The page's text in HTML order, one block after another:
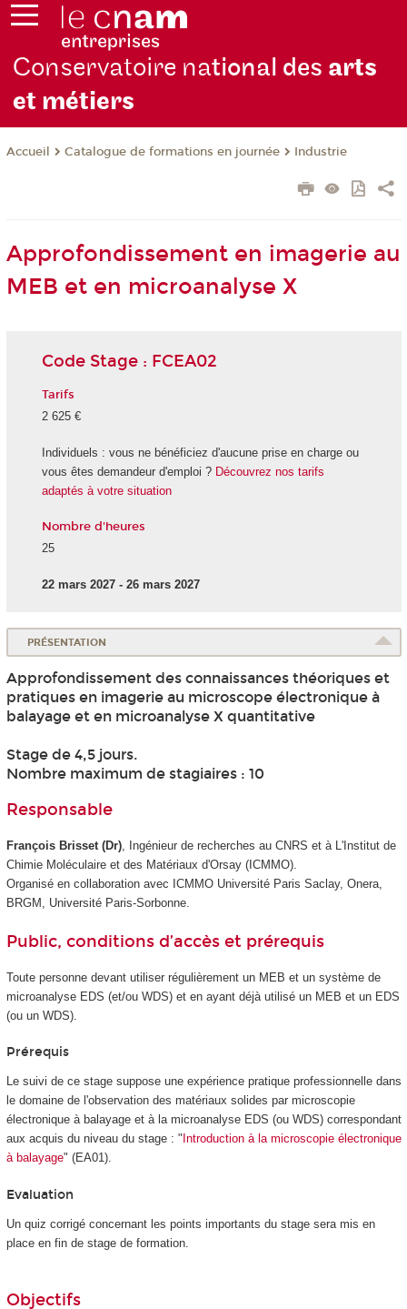
Conservatoire national des arts
et métiers
Accueil Catalogue de formations en journée Industrie
Approfondissement en imagerie au
MEB et en microanalyse X
Code Stage : FCEA02
Tarifs
2 625 €
Individuels : vous ne bénéficiez d'aucune prise en charge ou
vous êtes demandeur d'emploi ? Découvrez nos tarifs
adaptés à votre situation
Nombre d'heures
25
22 mars 2027 - 26 mars 2027
PRÉSENTATION
Approfondissement des connaissances théoriques et
pratiques en imagerie au microscope électronique à
balayage et en microanalyse X quantitative
Stage de 4,5 jours.
Nombre maximum de stagiaires : 10
Responsable
François Brisset (Dr), Ingénieur de recherches au CNRS et à L'Institut de
Chimie Moléculaire et des Matériaux d'Orsay (ICMMO).
Organisé en collaboration avec ICMMO Université Paris Saclay, Onera,
BRGM, Université Paris-Sorbonne.
Public, conditions d’accès et prérequis
Toute personne devant utiliser régulièrement un MEB et un système de
microanalyse EDS (et/ou WDS) et en ayant déjà utilisé un MEB et un EDS
(ou un WDS).
Prérequis
Le suivi de ce stage suppose une expérience pratique professionnelle dans
le domaine de l'observation des matériaux solides par microscopie
électronique à balayage et à la microanalyse EDS (ou WDS) correspondant
aux acquis du niveau du stage : " Introduction à la microscopie électronique
à balayage" (EA01).
Evaluation
Un quiz corrigé concernant les points importants du stage sera mis en
place en fin de stage de formation.
Objectifs